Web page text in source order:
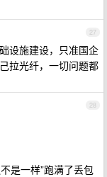
27
设施建设，只准国企
拉光纤，一切问题都
28
是一样”跑满了丢包